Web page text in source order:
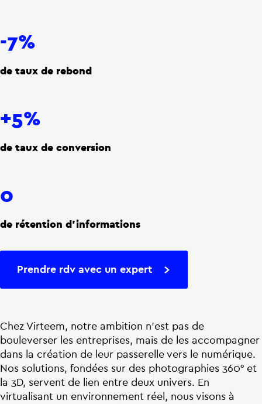
-7%
de taux de rebond
+5%
de taux de conversion
0
de rétention d'informations
Prendre rdv avec un expert
Chez Virteem, notre ambition n’est pas de
bouleverser les entreprises, mais de les accompagner
dans la création de leur passerelle vers le numérique.
Nos solutions, fondées sur des photographies 360° et
la 3D, servent de lien entre deux univers. En
virtualisant un environnement réel, nous visons à